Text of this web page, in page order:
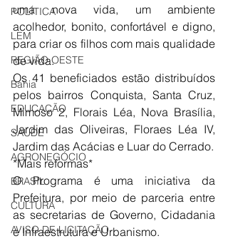
POLÍTICA
LEM
REGIÃO OESTE
Bahia
EDUCAÇÃO
SAÚDE
AGRONEGÓCIO
BRASIL
CULTURA
AVISO DE LICITAÇÃO
uma nova vida, um ambiente
acolhedor, bonito, confortável e digno,
para criar os filhos com mais qualidade
de vida.
Os 41 beneficiados estão distribuídos
pelos bairros Conquista, Santa Cruz,
Mimoso 2, Florais Léa, Nova Brasília,
Jardim das Oliveiras, Floraes Léa IV,
*Mais reformas*
O Programa é uma iniciativa da
Prefeitura, por meio de parceria entre
as secretarias de Governo, Cidadania
e Infraestrutura e Urbanismo.